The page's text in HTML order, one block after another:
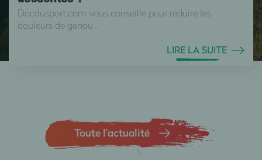
Docdusport.com vous conseille pour réduire les
douleurs de genou .
LIRE LA SUITE
Toute l’actualité